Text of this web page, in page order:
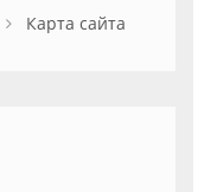
Карта сайта